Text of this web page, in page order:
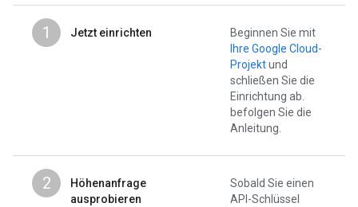
1 Jetzt einrichten
Beginnen Sie mit
Ihre Google Cloud-
Projektund
schließen Sie die
Einrichtung ab.
befolgen Sie die
Anleitung.
2
Höhenanfrage
ausprobieren
Sobald Sie einen
API-Schlüssel